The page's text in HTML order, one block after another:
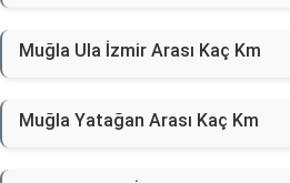
Muğla Ula İzmir Arası Kaç Km
Muğla Yatağan Arası Kaç Km